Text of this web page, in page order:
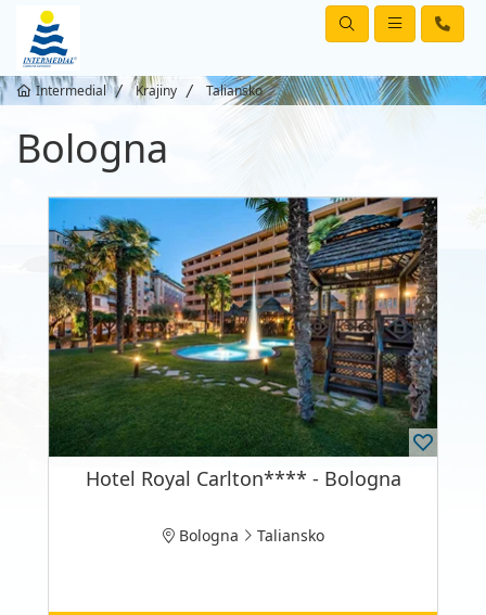
Intermedial Krajiny Taliansko
Bologna
Hotel Royal Carlton**** - Bologna
Bologna Taliansko